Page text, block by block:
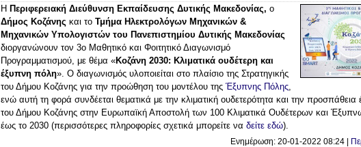
Η Περιφερειακή Διεύθυνση Εκπαίδευσης Δυτικής Μακεδονίας, ο
Δήμος Κοζάνης και το Τμήμα Ηλεκτρολόγων Μηχανικών &
Μηχανικών Υπολογιστών του Πανεπιστημίου Δυτικής Μακεδονίας
διοργανώνουν τον 3ο Μαθητικό και Φοιτητικό Διαγωνισμό
Προγραμματισμού, με θέμα «Κοζάνη 2030: Κλιματικά ουδέτερη και
έξυπνη πόλη». Ο διαγωνισμός υλοποιείται στο πλαίσιο της Στρατηγικής
του Δήμου Κοζάνης για την προώθηση του μοντέλου της Έξυπνης Πόλης,
ενώ αυτή τη φορά συνδέεται θεματικά με την κλιματική ουδετερότητα και την προσπάθεια
του Δήμου Κοζάνης στην Ευρωπαϊκή Αποστολή των 100 Κλιματικά Ουδέτερων και
έως το 2030 (περισσότερες πληροφορίες σχετικά μπορείτε να δείτε εδώ).
Ενημέρωση: 20-01-2022 08:24 |